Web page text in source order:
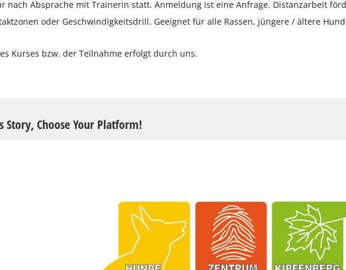
nach Absprache mit Trainerin statt. Anmeldung ist eine Anfrage. Distanzarbeit
oder Geschwindigkeitsdrill. Geeignet für alle Rassen, jüngere / ältere
Kurses bzw. der Teilnahme erfolgt durch uns.
Story, Choose Your Platform!